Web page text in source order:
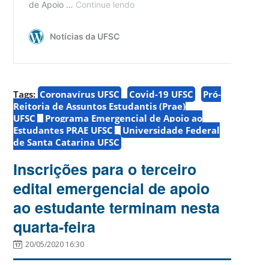
Tags: Coronavírus UFSC Covid-19 UFSC
Pró-
Reitoria de Assuntos Estudantis (Prae)
UFSC
Programa Emergencial de Apoio ao
Estudantes PRAE UFSC
Universidade Federal
de Santa Catarina UFSC
Inscrições para o terceiro
edital emergencial de apoio
ao estudante terminam nesta
quarta-feira
20/05/2020 16:30